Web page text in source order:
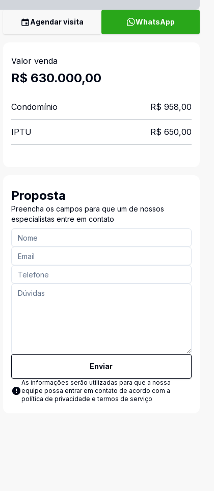
Agendar visita WhatsApp
Valor venda
R$ 630.000,00
Condomínio R$ 958,00
IPTU R$ 650,00
Proposta
Preencha os campos para que um de nossos
especialistas entre em contato
Enviar
As informações serão utilizadas para que a nossa
equipe possa entrar em contato de acordo com a
política de privacidade e termos de serviço